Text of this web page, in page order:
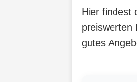
Hier findest
preiswerten
gutes